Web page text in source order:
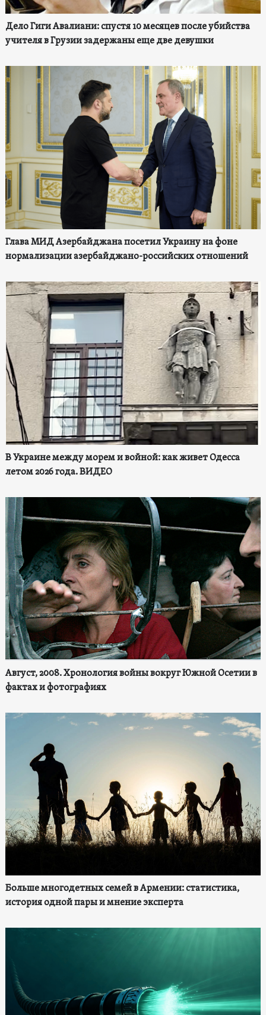
Дело Гиги Авалиани: спустя 10 месяцев после убийства
учителя в Грузии задержаны еще две девушки
Глава МИД Азербайджана посетил Украину на фоне
нормализации азербайджано-российских отношений
В Украине между морем и войной: как живет Одесса
летом 2026 года. ВИДЕО
Август, 2008. Хронология войны вокруг Южной Осетии в
фактах и фотографиях
Больше многодетных семей в Армении: статистика,
история одной пары и мнение эксперта